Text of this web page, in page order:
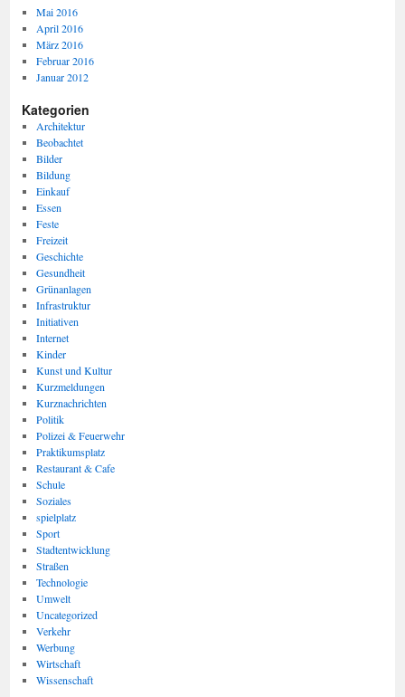
Mai 2016
April 2016
März 2016
Februar 2016
Januar 2012
Kategorien
Architektur
Beobachtet
Bilder
Bildung
Einkauf
Essen
Feste
Freizeit
Geschichte
Gesundheit
Grünanlagen
Infrastruktur
Initiativen
Internet
Kinder
Kunst und Kultur
Kurzmeldungen
Kurznachrichten
Politik
Polizei & Feuerwehr
Praktikumsplatz
Restaurant & Cafe
Schule
Soziales
spielplatz
Sport
Stadtentwicklung
Straßen
Technologie
Umwelt
Uncategorized
Verkehr
Werbung
Wirtschaft
Wissenschaft